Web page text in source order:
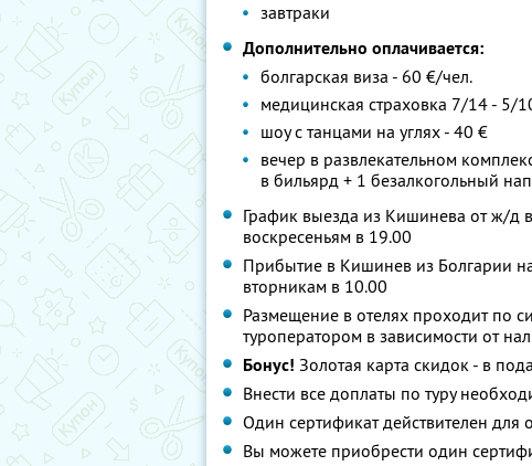
завтраки
Дополнительно оплачивается:
болгарская виза - 60 €/чел.
медицинская страховка 7/14 - 5/
шоу с танцами на углях - 40 €
вечер в развлекательном
в бильярд + 1 безалкогольный
График выезда из Кишинева от ж/д
воскресеньям в 19.00
Прибытие в Кишинев из Болгарии
вторникам в 10.00
Размещение в отелях проходит по
туроператором в зависимости от
Бонус! Золотая карта скидок - в
Внести все доплаты по туру
Один сертификат действителен для
Вы можете приобрести один